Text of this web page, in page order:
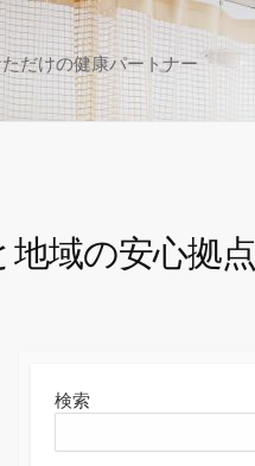
だけの健康パートナー
域の安心拠点
検索